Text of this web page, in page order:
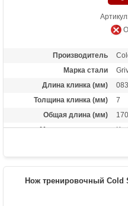
Производитель
Марка стали
Длина клинка (мм)
083
Толщина клинка (мм)
7
Общая длина (мм)
170
Материал рукоятки
Нож тренировочный Cold